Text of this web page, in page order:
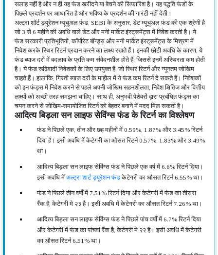
सलाह नहीं है और न ही यह फंड खरीदने या बेचने की सिफारिश है। यह पद्धति फंडों के
पिछले प्रदर्शन पर आधारित है और भविष्य के प्रदर्शन की गारंटी नहीं देती।
अल्ट्रा शॉर्ट ड्यूरेशन म्यूचुअल फंड, SEBI के अनुसार, डेट म्यूचुअल फंड की एक श्रेणी है
जो 3 से 6 महीने की अवधि वाले डेट और मनी मार्केट इंस्ट्रूमेंट्स में निवेश करती है। ये
फंड सरकारी प्रतिभूतियों, कॉर्पोरेट बॉन्ड्स और मनी मार्केट इंस्ट्रूमेंट्स के मिश्रण में
निवेश करके स्थिर रिटर्न प्रदान करने का लक्ष्य रखते हैं। इनकी छोटी अवधि के कारण, ये
फंड ब्याज दरों में बदलाव के प्रति कम संवेदनशील होते हैं, जिससे इनमें अस्थिरता कम होती
है। ये फंड रूढ़िवादी निवेशकों के लिए उपयुक्त हैं, जो स्थिर रिटर्न और न्यूनतम जोखिम
चाहते हैं। हालांकि, गिरती ब्याज दरों के माहौल में ये फंड कम रिटर्न दे सकते हैं। निवेशकों
को इन फंड्स में निवेश करने से पहले अपनी जोखिम सहनशीलता, निवेश क्षितिज और वित्तीय
लक्ष्यों को अच्छी तरह समझना चाहिए। साथ ही, अनुभवी पेशेवरों द्वारा प्रबंधित फंड्स का
चयन करने से जोखिम-समायोजित रिटर्न को बेहतर बनाने में मदद मिल सकती है।
आदित्य बिड़ला सन लाइफ सेविंग्स फंड के रिटर्न का विश्लेषण
फंड ने पिछले एक, तीन और छह महीनों में 0.59%, 1.87% और 3.45% रिटर्न
दिया है। इसी अवधि में केटेगरी का औसत रिटर्न 0.57%, 1.83% और 3.49%
था।
आदित्य बिड़ला सन लाइफ सेविंग्स फंड ने पिछले एक वर्ष में 6.6% रिटर्न दिया।
इसी अवधि में अल्ट्रा शार्ट ड्यूरेशन फंडकेटेगरी का औसत रिटर्न 6.55% था।
फंड ने पिछले तीन वर्षों में 7.51% रिटर्न दिया और केटेगरी में फंड का तीसरा
रैंक है, केटेगरी मे २३ है। इसी अवधि में केटेगरी का औसत रिटर्न 7.26% था।
आदित्य बिड़ला सन लाइफ सेविंग्स फंड ने पिछले पांच वर्षों में 6.7% रिटर्न दिया
और केटेगरी में फंड का पांचवां रैंक है, केटेगरी मे २२ है। इसी अवधि में केटेगरी
का औसत रिटर्न 6.51% था।